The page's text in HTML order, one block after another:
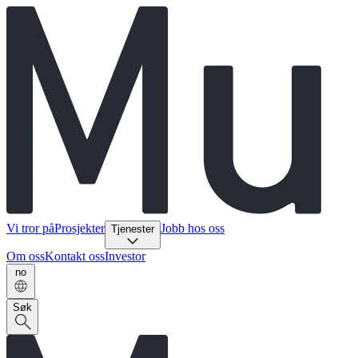
Vi tror påProsjekter Tjenester Jobb hos oss
Om ossKontakt ossInvestor
no
Søk